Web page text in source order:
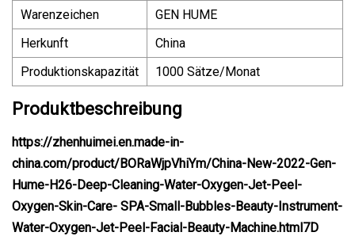
Warenzeichen
GEN HUME
Herkunft
China
Produktionskapazität
1000 Sätze/Monat
Produktbeschreibung
https://zhenhuimei.en.made-in-
china.com/product/BORaWjpVhiYm/China-New-2022-Gen-
Hume-H26-Deep-Cleaning-Water-Oxygen-Jet-Peel-
Oxygen-Skin-Care- SPA-Small-Bubbles-Beauty-Instrument-
Water-Oxygen-Jet-Peel-Facial-Beauty-Machine.html7D